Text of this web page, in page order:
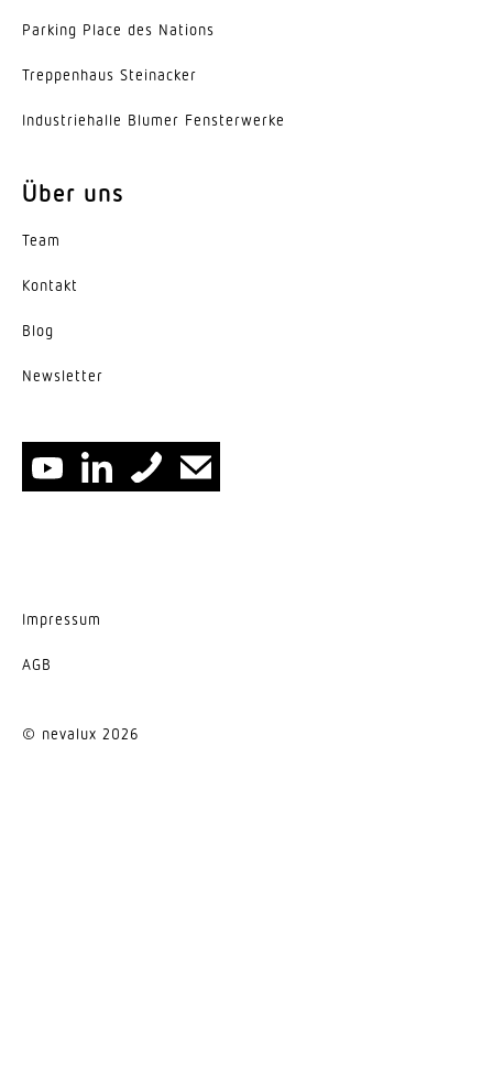
Parking Place des Nations
Trep­penhaus Steinacker
Indus­trie­halle Blumer Fensterwerke
Über uns
Team
Kontakt
Blog
News­letter
Impressum
AGB
© nevalux 2026